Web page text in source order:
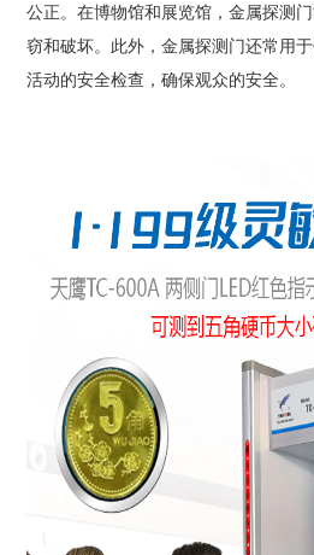
公正。在博物馆和展览馆，金属探测
窃和破坏。此外，金属探测门还常用
活动的安全检查，确保观众的安全。